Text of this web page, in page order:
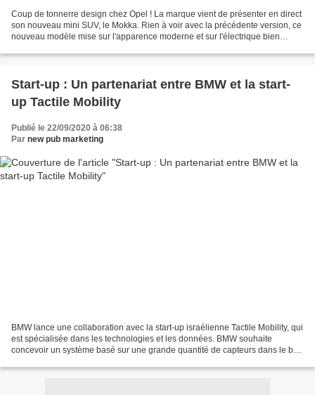
Coup de tonnerre design chez Opel ! La marque vient de présenter en direct
son nouveau mini SUV, le Mokka. Rien à voir avec la précédente version, ce
nouveau modèle mise sur l'apparence moderne et sur l'électrique bien
Start-up : Un partenariat entre BMW et la start-
up Tactile Mobility
Publié le 22/09/2020 à 06:38
Par new pub marketing
BMW lance une collaboration avec la start-up israélienne Tactile Mobility, qui
est spécialisée dans les technologies et les données. BMW souhaite
concevoir un système basé sur une grande quantité de capteurs dans le but